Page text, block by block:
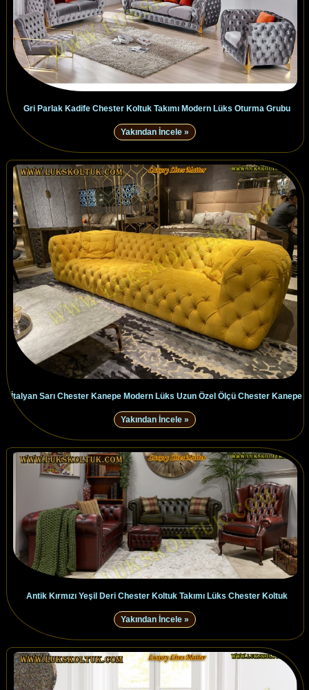
Gri Parlak Kadife Chester Koltuk Takımı Modern Lüks Oturma Grubu
Yakından İncele »
İtalyan Sarı Chester Kanepe Modern Lüks Uzun Özel Ölçü Chester Kanepe
Yakından İncele »
Antik Kırmızı Yeşil Deri Chester Koltuk Takımı Lüks Chester Koltuk
Yakından İncele »